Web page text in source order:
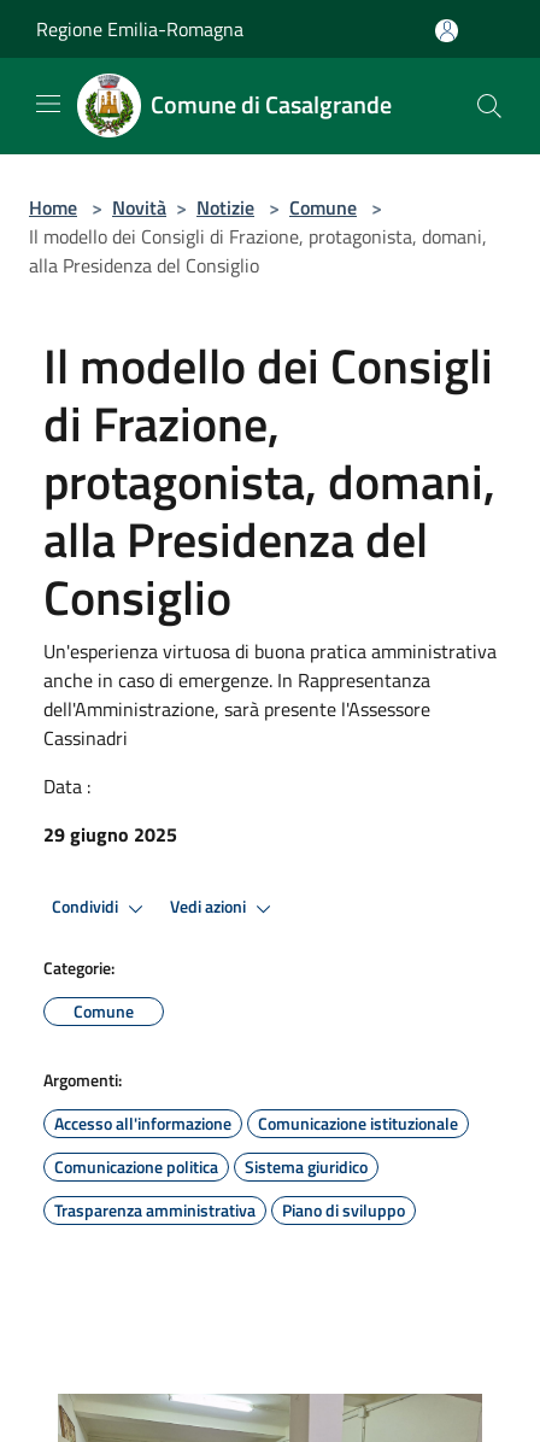
Regione Emilia-Romagna
Comune di Casalgrande
Home > Novità > Notizie > Comune >
Il modello dei Consigli di Frazione, protagonista, domani,
alla Presidenza del Consiglio
Il modello dei Consigli
di Frazione,
protagonista, domani,
alla Presidenza del
Consiglio
Un'esperienza virtuosa di buona pratica amministrativa
anche in caso di emergenze. In Rappresentanza
dell'Amministrazione, sarà presente l'Assessore
Cassinadri
Data :
29 giugno 2025
Condividi Vedi azioni
Categorie:
Comune
Argomenti:
Accesso all'informazione
Comunicazione istituzionale
Comunicazione politica
Sistema giuridico
Trasparenza amministrativa
Piano di sviluppo